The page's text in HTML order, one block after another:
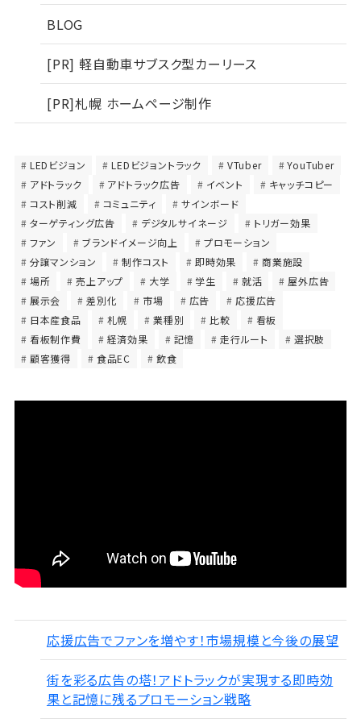
BLOG
[PR] 軽自動車サブスク型カーリース
[PR]札幌 ホームページ制作
LEDビジョン LEDビジョントラック VTuber
YouTuber
アドトラック
アドトラック広告 イベント
キャッチコピー
コスト削減
コミュニティ
サインボード
ターゲティング広告
デジタルサイネージ
トリガー効果
ファン
ブランドイメージ向上
プロモーション
分譲マンション
制作コスト 即時効果
商業施設
場所
売上アップ 大学 学生 就活
屋外広告
展示会
差別化 市場 広告
応援広告
日本産食品
札幌 業種別 比較
看板
看板制作費
経済効果 記憶 走行ルート
選択肢
顧客獲得
食品EC 飲食
応援広告でファンを増やす！市場規模と今後の展望
街を彩る広告の塔！アドトラックが実現する即時効
果と記憶に残るプロモーション戦略